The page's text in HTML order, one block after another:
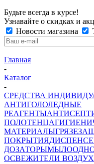
Будьте всегда в курсе!
Узнавайте о скидках и
Новости магазина
Главная
-
Каталог
-
СРЕДСТВА
АНТИГОЛОЛЕДНЫЕ
РЕАГЕНТЫ
ПОЛОТЕНЦА
МАТЕРИАЛЫ
ПОКРЫТИЯ
ДОЗАТОРЫМЫЛО
ОСВЕЖИТЕЛИ